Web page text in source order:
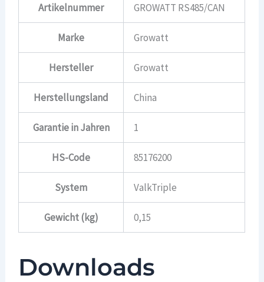
Artikelnummer GROWATT RS485/CAN
Marke Growatt
Hersteller Growatt
Herstellungsland China
Garantie in Jahren 1
HS-Code 85176200
System ValkTriple
Gewicht (kg) 0,15
Downloads